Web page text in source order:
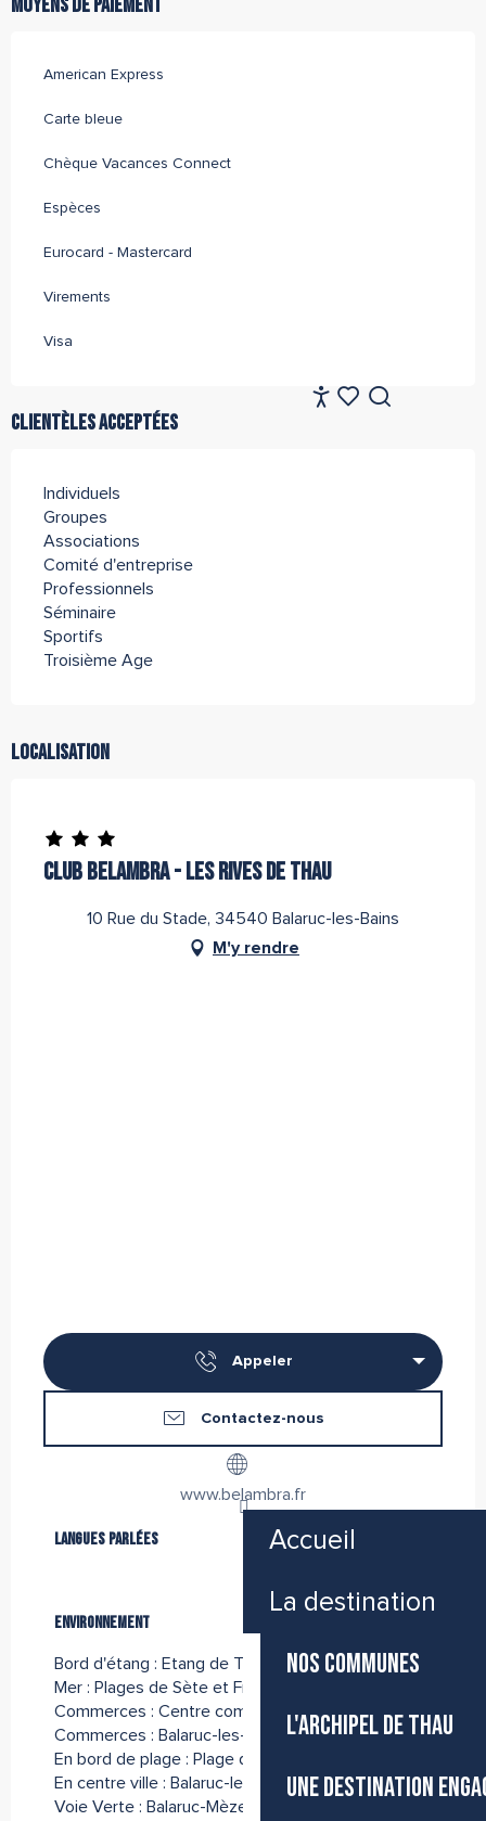
Accueil
La destination
NOS COMMUNES
L'ARCHIPEL DE THAU
UNE DESTINATION
American Express
Carte bleue
Chèque Vacances Connect
Espèces
Eurocard - Mastercard
Virements
Visa
Clientèles acceptées
Individuels
Groupes
Associations
Comité d'entreprise
Professionnels
Séminaire
Sportifs
Troisième Age
Localisation
CLUB BELAMBRA - LES RIVES DE THAU
10 Rue du Stade, 34540 Balaruc-les-Bains
M'y rendre
Appeler
Contactez-nous
www.belambra.fr
Langues parlées
Langues parlées
Environnement
Environnement
Bord d'étang : Etang de Thau
(100m)
Mer : Plages de Sète et Frontignan
Commerces : Centre commercial (2km)
Commerces : Balaruc-les-Bains
En bord de plage : Plage de l'Etang de Thau
En centre ville : Balaruc-les-Bains
Voie Verte : Balaruc-Mèze